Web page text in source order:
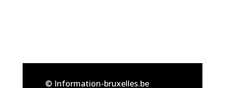
© Information-bruxelles.be